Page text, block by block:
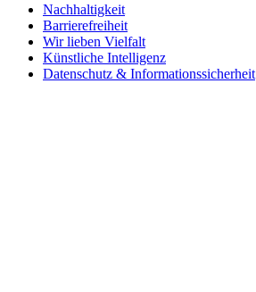
Nachhaltigkeit
Barrierefreiheit
Wir lieben Vielfalt
Künstliche Intelligenz
Datenschutz & Informationssicherheit